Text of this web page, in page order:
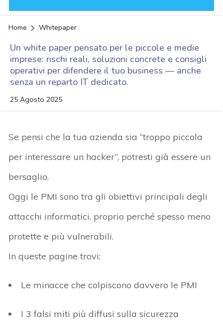
Home Whitepaper
Un white paper pensato per le piccole e medie
imprese: rischi reali, soluzioni concrete e consigli
operativi per difendere il tuo business — anche
senza un reparto IT dedicato.
25 Agosto 2025
Se pensi che la tua azienda sia “troppo piccola
per interessare un hacker”, potresti già essere un
bersaglio.
Oggi le PMI sono tra gli obiettivi principali degli
attacchi informatici, proprio perché spesso meno
protette e più vulnerabili.
In queste pagine trovi:
Le minacce che colpiscono davvero le PMI
I 3 falsi miti più diffusi sulla sicurezza